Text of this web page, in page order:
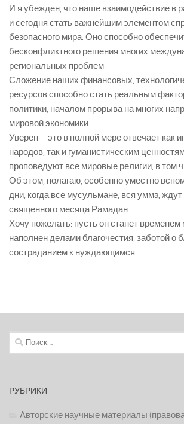
И я убежден, что наше взаимодействие в
и сегодня стать важнейшим элементом
безопасного мира. Оно способно
бесконфликтного решения многих
региональных проблем.
Сложение наших финансовых,
ресурсов способно стать реальным
политики, началом прорыва на многих
мировой экономики.
Уверен – это в полной мере отвечает как
народов, так и гуманистическим
проповедуют все мировые религии, в том
Об этом, полагаю, особенно уместно
дни, когда все мусульмане, вся уммa,
священного месяца Рамадан.
Хочу пожелать: пусть он станет временем
наполнен делами благочестия, заботой о
состраданием к нуждающимся.
Найти:
РУБРИКИ
Авторские научные материалы